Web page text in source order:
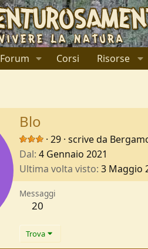
Forum Corsi Risorse
Blo
· 29 · scrive da
Dal 4 Gennaio 2021
Ultima volta visto 3 Maggio
Messaggi
20
Trova